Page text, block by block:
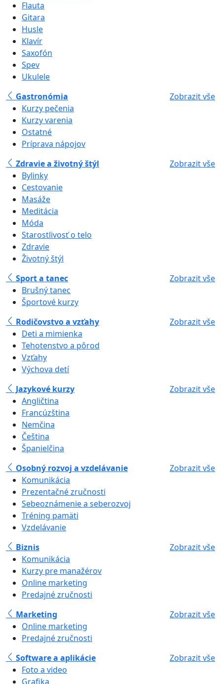
Flauta
Gitara
Husle
Klavír
Saxofón
Spev
Ukulele
Gastronómia
Zobrazit vše
Kurzy pečenia
Kurzy varenia
Ostatné
Príprava nápojov
Zdravie a životný štýl
Zobrazit vše
Bylinky
Cestovanie
Masáže
Meditácia
Móda
Starostlivosť o telo
Zdravie
Životný štýl
Sport a tanec
Zobrazit vše
Brušný tanec
Športové kurzy
Rodičovstvo a vzťahy
Zobrazit vše
Deti a mimienka
Tehotenstvo a pôrod
Vzťahy
Výchova detí
Jazykové kurzy
Zobrazit vše
Angličtina
Francúzština
Nemčina
Čeština
Španielčina
Osobný rozvoj a vzdelávanie
Zobrazit vše
Komunikácia
Prezentačné zručnosti
Sebeoznámenie a seberozvoj
Tréning pamäti
Vzdelávanie
Biznis
Zobrazit vše
Komunikácia
Kurzy pre manažérov
Online marketing
Predajné zručnosti
Marketing
Zobrazit vše
Online marketing
Predajné zručnosti
Software a aplikácie
Zobrazit vše
Foto a video
Grafika